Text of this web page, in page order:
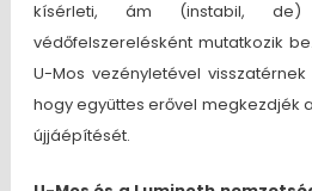
kísérleti, ám (instabil, de)
védőfelszerelésként mutatkozik
U-Mos vezényletével
hogy együttes erővel megkezdjék
újjáépítését.